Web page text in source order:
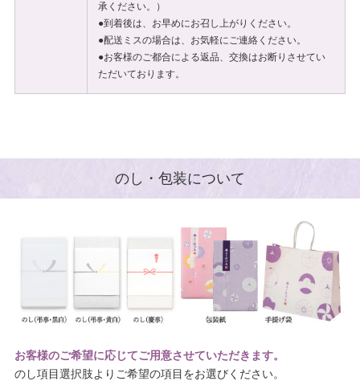
承ください。）
●到着後は、お早めにお召し上がりください。
●配送ミスの場合は、お気軽にご連絡ください。
●お客様のご都合による返品、交換はお断りさせてい
ただいております。
のし・包装について
お客様のご希望に応じてご用意させていただきます。
のし項目選択肢よりご希望の項目をお選びください。